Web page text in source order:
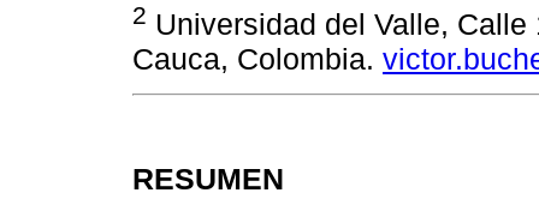
2 Universidad del Valle,
Cauca, Colombia.
RESUMEN